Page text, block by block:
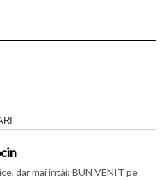
dar mai întâi: BUN VENIT pe